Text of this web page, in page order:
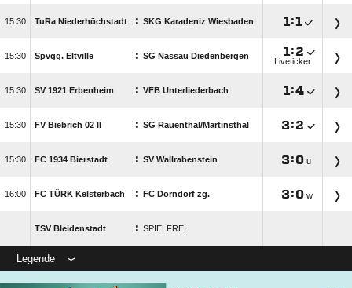
 TuRa Niederhöchstadt : SKG Karadeniz Wiesbaden  :
 Spvgg. Eltville : SG Nassau Diedenbergen  :
Liveticker
 SV 1921 Erbenheim : VFB Unterliederbach  :
 FV Biebrich 02 II : SG Rauenthal/​Martinsthal :
 FC 1934 Bierstadt : SV Wallrabenstein : u
 FC TÜRK Kelsterbach : FC Dorndorf zg. : w
TSV Bleidenstadt : SPIELFREI
Legende